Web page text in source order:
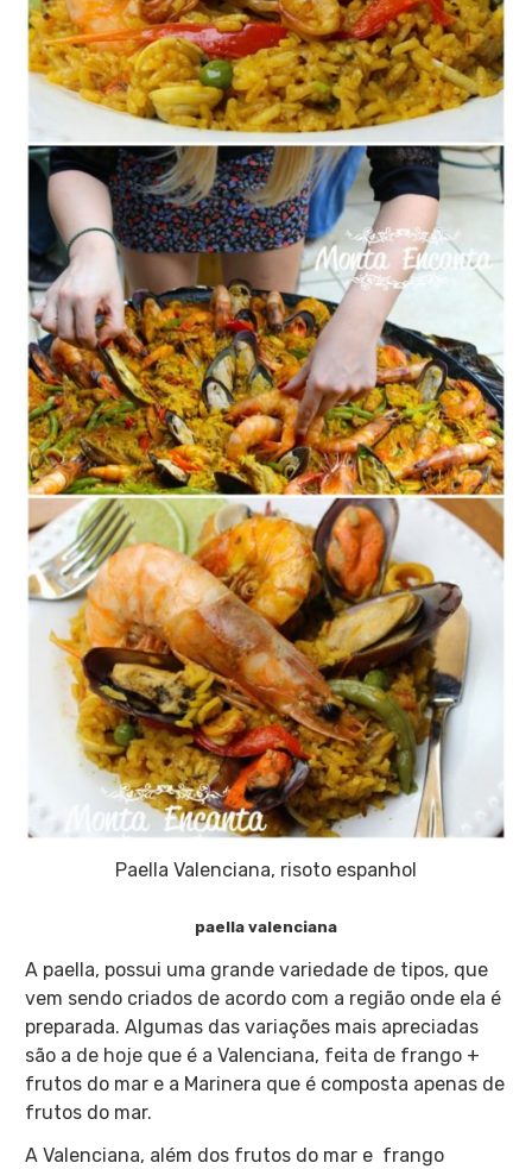
Paella Valenciana, risoto espanhol
paella valenciana
A paella, possui uma grande variedade de tipos, que
vem sendo criados de acordo com a região onde ela é
preparada. Algumas das variações mais apreciadas
são a de hoje que é a Valenciana, feita de frango +
frutos do mar e a Marinera que é composta apenas de
frutos do mar.
A Valenciana, além dos frutos do mar e frango